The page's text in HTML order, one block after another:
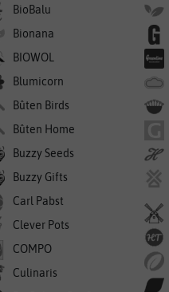
BioBalu
Bionana
BIOWOL
Blumicorn
Bûten Birds
Bûten Home
Buzzy Seeds
Buzzy Gifts
Carl Pabst
Clever Pots
COMPO
Culinaris